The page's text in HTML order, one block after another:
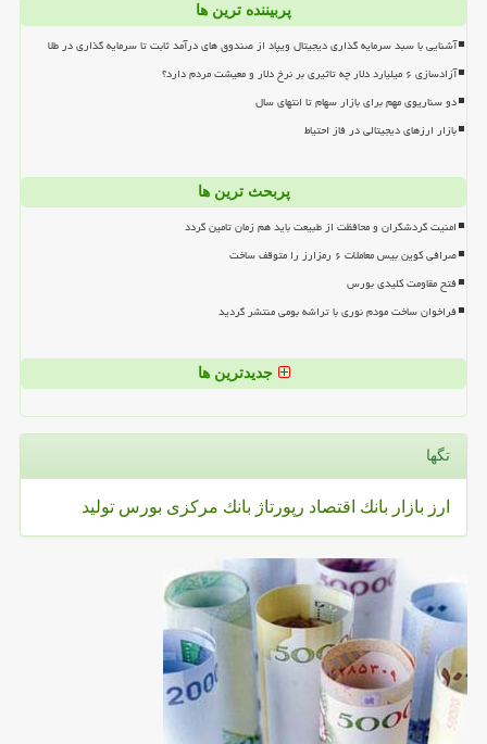
پربیننده ترین ها
آشنایی با سبد سرمایه گذاری دیجیتال ویپاد از صندوق های درآمد ثابت تا سرمایه گذاری در طلا
آزادسازی ۶ میلیارد دلار چه تاثیری بر نرخ دلار و معیشت مردم دارد؟
دو سناریوی مهم برای بازار سهام تا انتهای سال
بازار ارزهای دیجیتالی در فاز احتیاط
پربحث ترین ها
امنیت گردشگران و محافظت از طبیعت باید هم زمان تامین گردد
صرافی کوین بیس معاملات ۶ رمزارز را متوقف ساخت
فتح مقاومت کلیدی بورس
فراخوان ساخت مودم نوری با تراشه بومی منتشر گردید
جدیدترین ها
تگها
ارز بازار بانك اقتصاد رپورتاژ بانك مركزی بورس تولید